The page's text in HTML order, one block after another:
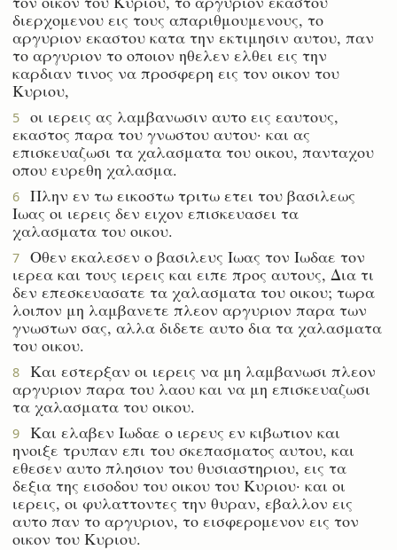
διερχομενου εις τους απαριθμουμενους, το
αργυριον εκαστου κατα την εκτιμησιν αυτου, παν
το αργυριον το οποιον ηθελεν ελθει εις την
καρδιαν τινος να προσφερη εις τον οικον του
Κυριου,
5
οι ιερεις ας λαμβανωσιν αυτο εις εαυτους,
εκαστος παρα του γνωστου αυτου· και ας
επισκευαζωσι τα χαλασματα του οικου, πανταχου
οπου ευρεθη χαλασμα.
6
Πλην εν τω εικοστω τριτω ετει του βασιλεως
Ιωας οι ιερεις δεν ειχον επισκευασει τα
χαλασματα του οικου.
7
Οθεν εκαλεσεν ο βασιλευς Ιωας τον Ιωδαε τον
ιερεα και τους ιερεις και ειπε προς αυτους, Δια τι
δεν επεσκευασατε τα χαλασματα του οικου; τωρα
λοιπον μη λαμβανετε πλεον αργυριον παρα των
γνωστων σας, αλλα διδετε αυτο δια τα χαλασματα
του οικου.
8
Και εστερξαν οι ιερεις να μη λαμβανωσι πλεον
αργυριον παρα του λαου και να μη επισκευαζωσι
τα χαλασματα του οικου.
9
Και ελαβεν Ιωδαε ο ιερευς εν κιβωτιον και
ηνοιξε τρυπαν επι του σκεπασματος αυτου, και
εθεσεν αυτο πλησιον του θυσιαστηριου, εις τα
δεξια της εισοδου του οικου του Κυριου· και οι
ιερεις, οι φυλαττοντες την θυραν, εβαλλον εις
αυτο παν το αργυριον, το εισφερομενον εις τον
οικον του Κυριου.